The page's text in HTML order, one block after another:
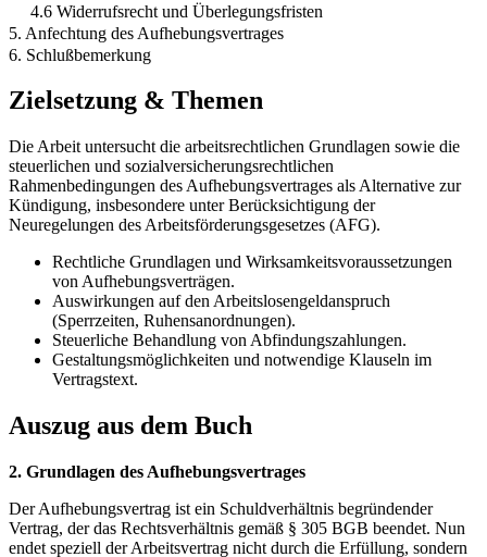
4.6 Widerrufsrecht und Überlegungsfristen
5. Anfechtung des Aufhebungsvertrages
6. Schlußbemerkung
Zielsetzung & Themen
Die Arbeit untersucht die arbeitsrechtlichen Grundlagen sowie die
steuerlichen und sozialversicherungsrechtlichen
Rahmenbedingungen des Aufhebungsvertrages als Alternative zur
Kündigung, insbesondere unter Berücksichtigung der
Neuregelungen des Arbeitsförderungsgesetzes (AFG).
Rechtliche Grundlagen und Wirksamkeitsvoraussetzungen
von Aufhebungsverträgen.
Auswirkungen auf den Arbeitslosengeldanspruch
(Sperrzeiten, Ruhensanordnungen).
Steuerliche Behandlung von Abfindungszahlungen.
Gestaltungsmöglichkeiten und notwendige Klauseln im
Vertragstext.
Auszug aus dem Buch
2. Grundlagen des Aufhebungsvertrages
Der Aufhebungsvertrag ist ein Schuldverhältnis begründender
Vertrag, der das Rechtsverhältnis gemäß § 305 BGB beendet. Nun
endet speziell der Arbeitsvertrag nicht durch die Erfüllung, sondern